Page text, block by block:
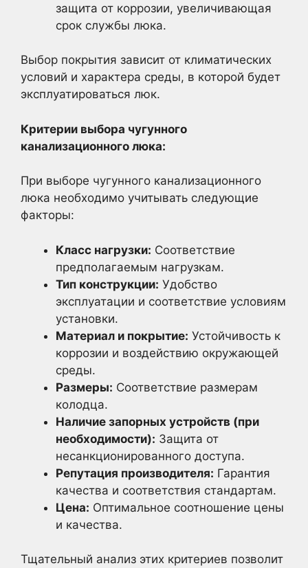
защита от коррозии, увеличивающая
срок службы люка.
Выбор покрытия зависит от климатических
условий и характера среды, в которой будет
эксплуатироваться люк.
Критерии выбора чугунного
канализационного люка:
При выборе чугунного канализационного
люка необходимо учитывать следующие
факторы:
Класс нагрузки: Соответствие
предполагаемым нагрузкам.
Тип конструкции: Удобство
эксплуатации и соответствие условиям
установки.
Материал и покрытие: Устойчивость к
коррозии и воздействию окружающей
среды.
Размеры: Соответствие размерам
колодца.
Наличие запорных устройств (при
необходимости): Защита от
несанкционированного доступа.
Репутация производителя: Гарантия
качества и соответствия стандартам.
Цена: Оптимальное соотношение цены
и качества.
Тщательный анализ этих критериев позволит